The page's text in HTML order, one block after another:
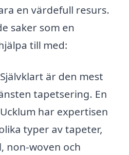
en värdefull resurs.
saker som en
till med:
Självklart är den mest
tapetsering. En
har expertisen
typer av tapeter,
non-woven och